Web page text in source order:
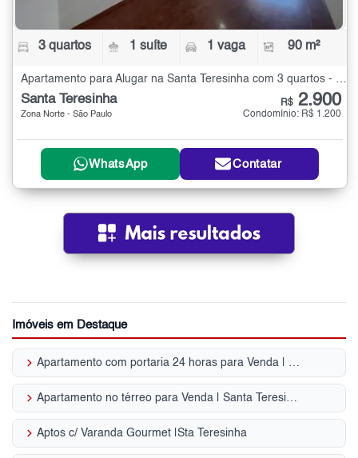
3 quartos 1 suíte 1 vaga 90 m²
Apartamento para Alugar na Santa Teresinha com 3 quartos - 90 m²
Santa Teresinha
Zona Norte - São Paulo
R$ 2.900
Condomínio: R$ 1.200
WhatsApp Contatar
Imóveis em Destaque
keyboard_arrow_right Apartamento com portaria 24 horas para Venda | Santa Teresinha
keyboard_arrow_right Apartamento no térreo para Venda | Santa Teresinha
keyboard_arrow_right Aptos c/ Varanda Gourmet |Sta Teresinha